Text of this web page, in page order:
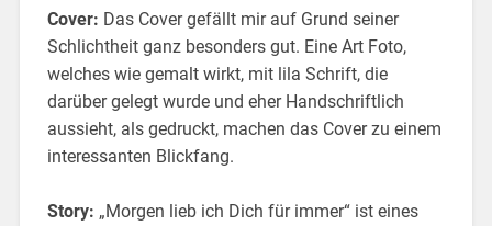
Cover: Das Cover gefällt mir auf Grund seiner
Schlichtheit ganz besonders gut. Eine Art Foto,
welches wie gemalt wirkt, mit lila Schrift, die
darüber gelegt wurde und eher Handschriftlich
aussieht, als gedruckt, machen das Cover zu einem
interessanten Blickfang.
Story: „Morgen lieb ich Dich für immer“ ist eines